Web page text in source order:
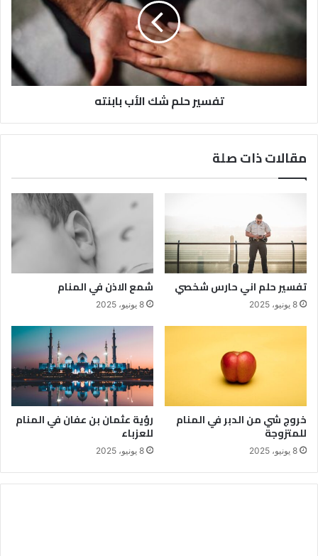
تفسير حلم شك الأب بابنته
مقالات ذات صلة
تفسير حلم اني حارس شخصي
8 يونيو، 2025
شمع الاذن في المنام
8 يونيو، 2025
خروج شي من الدبر في المنام
للمتزوجة
8 يونيو، 2025
رؤية عثمان بن عفان في المنام
للعزباء
8 يونيو، 2025